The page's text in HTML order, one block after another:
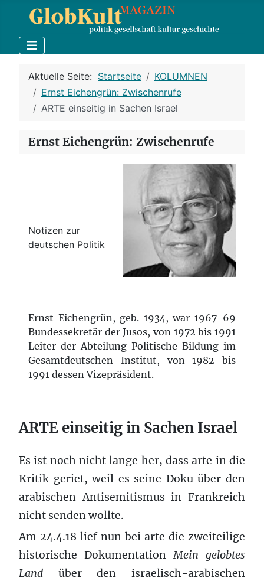
Aktuelle Seite: Startseite
KOLUMNEN
Ernst Eichengrün: Zwischenrufe
ARTE einseitig in Sachen Israel
Ernst Eichengrün: Zwischenrufe
Notizen zur
deutschen Politik
Ernst Eichengrün, geb. 1934, war 1967-69
Bundessekretär der Jusos, von 1972 bis 1991
Leiter der Abteilung Politische Bildung im
Gesamtdeutschen Institut, von 1982 bis
1991 dessen Vizepräsident.
ARTE einseitig in Sachen Israel
Es ist noch nicht lange her, dass arte in die
Kritik geriet, weil es seine Doku über den
arabischen Antisemitismus in Frankreich
nicht senden wollte.
Am 24.4.18 lief nun bei arte die zweiteilige
historische DokumentationMein gelobtes
Land über den israelisch-arabischen